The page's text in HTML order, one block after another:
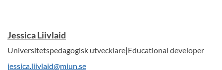
Jessica Liivlaid
Universitetspedagogisk utvecklare|Educational developer
jessica.liivlaid@miun.se